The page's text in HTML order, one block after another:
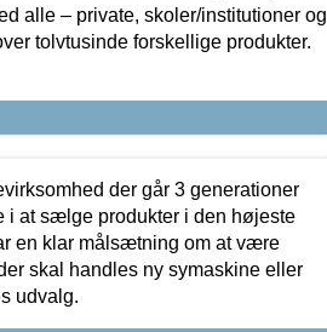
alle – private, skoler/institutioner og
tolvtusinde forskellige produkter.
der går 3 generationer
at sælge produkter i den højeste
en klar målsætning om at være
skal handles ny symaskine eller
udvalg.